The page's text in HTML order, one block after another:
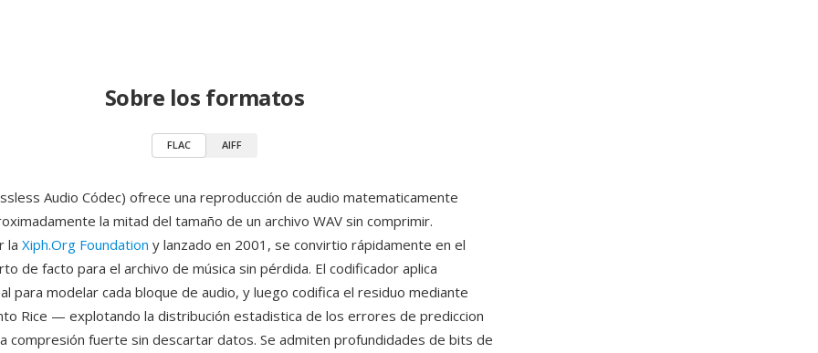
Sobre los formatos
FLAC AIFF
Audio Códec) ofrece una reproducción de audio matematicamente
la mitad del tamaño de un archivo WAV sin comprimir.
la Xiph.Org Foundation y lanzado en 2001, se convirtio rápidamente en el
de facto para el archivo de música sin pérdida. El codificador aplica
para modelar cada bloque de audio, y luego codifica el residuo mediante
Rice — explotando la distribución estadistica de los errores de prediccion
compresión fuerte sin descartar datos. Se admiten profundidades de bits de